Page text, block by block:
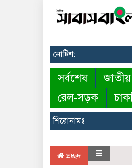
নোটিশ:
সর্বশেষ জাতীয়
রেল-সড়ক
শিরোনামঃ
প্রচ্ছদ